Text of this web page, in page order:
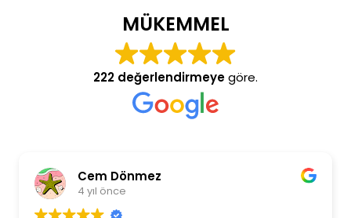
MÜKEMMEL
222 değerlendirmeyegöre.
Cem Dönmez
4 yıl önce